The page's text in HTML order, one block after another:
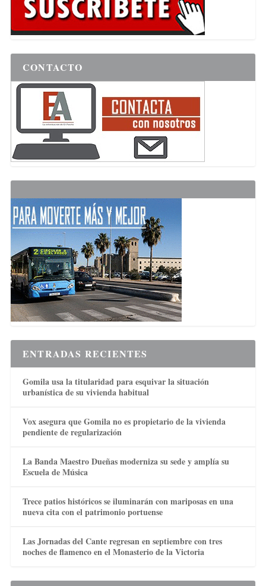
CONTACTO
ENTRADAS RECIENTES
Gomila usa la titularidad para esquivar la situación
urbanística de su vivienda habitual
Vox asegura que Gomila no es propietario de la vivienda
pendiente de regularización
La Banda Maestro Dueñas moderniza su sede y amplía su
Escuela de Música
Trece patios históricos se iluminarán con mariposas en una
nueva cita con el patrimonio portuense
Las Jornadas del Cante regresan en septiembre con tres
noches de flamenco en el Monasterio de la Victoria